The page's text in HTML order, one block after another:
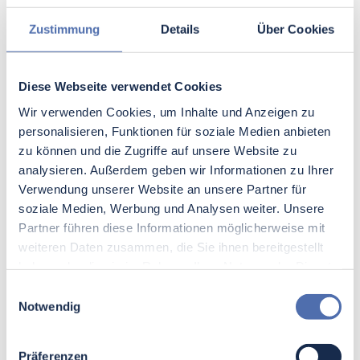
Zustimmung Details Über Cookies
Diese Webseite verwendet Cookies
Wir verwenden Cookies, um Inhalte und Anzeigen zu
personalisieren, Funktionen für soziale Medien anbieten
zu können und die Zugriffe auf unsere Website zu
analysieren. Außerdem geben wir Informationen zu Ihrer
Verwendung unserer Website an unsere Partner für
soziale Medien, Werbung und Analysen weiter. Unsere
Partner führen diese Informationen möglicherweise mit
weiteren Daten zusammen, die Sie ihnen bereitgestellt
Notwendig
Präferenzen
ein entscheidender Faktor. DieseTechnologie für
Fahrzeugkomponentenermöglicht es, komplexe
verwendet, wo sie benötigt werden, was den
Materialverbrauch
minimiert. Zudem können
damit Produktvariationen schneller umgesetzt
werden. So wird der Innovationszyklus verkürzt.
Ferner spielen datengetriebene Technologien
eine wichtige Rolle. Durch den Einsatz von KI
und datenbasierter Analyseoptimierung können
Herstellungsprozesse angepasst werden. Dies
führt zu einer signifikanten Verbesserung der
Qualitätskontrolle und Effizienz. Damit ist es
erkennen und zu beheben. Die H+E Gruppe